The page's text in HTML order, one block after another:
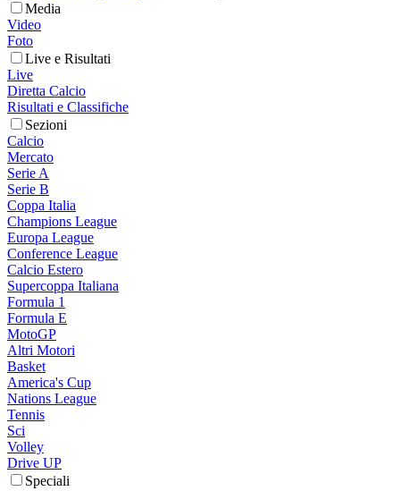
Media
Video
Foto
Live e Risultati
Live
Diretta Calcio
Risultati e Classifiche
Sezioni
Calcio
Mercato
Serie A
Serie B
Coppa Italia
Champions League
Europa League
Conference League
Calcio Estero
Supercoppa Italiana
Formula 1
Formula E
MotoGP
Altri Motori
Basket
America's Cup
Nations League
Tennis
Sci
Volley
Drive UP
Speciali